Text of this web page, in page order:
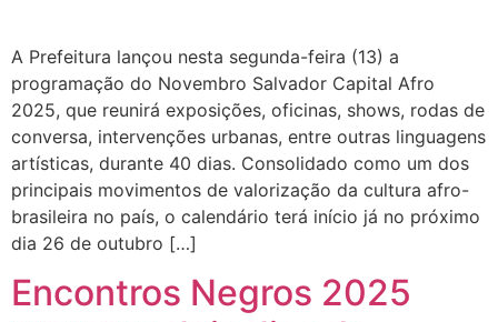
A Prefeitura lançou nesta segunda-feira (13) a
programação do Novembro Salvador Capital Afro
2025, que reunirá exposições, oficinas, shows, rodas de
conversa, intervenções urbanas, entre outras linguagens
artísticas, durante 40 dias. Consolidado como um dos
principais movimentos de valorização da cultura afro-
brasileira no país, o calendário terá início já no próximo
dia 26 de outubro […]
Encontros Negros 2025